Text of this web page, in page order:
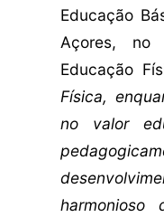
Educação
Açores, no
Educação
Física,
no valor